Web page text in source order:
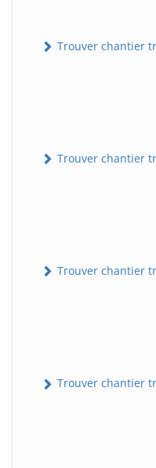
Trouver chantier
Trouver chantier
Trouver chantier
Trouver chantier